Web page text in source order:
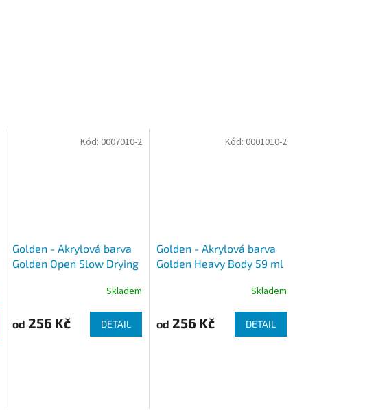
Golden - Akrylová barva
Golden Open Slow Drying
Skladem
od 256 Kč DETAIL
Kód: 0007010-2
Golden - Akrylová barva
Golden Heavy Body 59 ml
Skladem
od 256 Kč DETAIL
Kód: 0001010-2